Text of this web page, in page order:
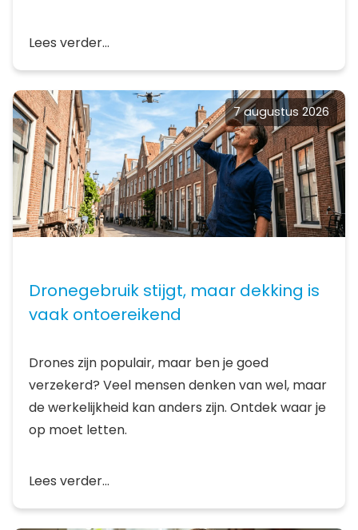
Lees verder...
7 augustus 2026
Dronegebruik stijgt, maar dekking is
vaak ontoereikend
Drones zijn populair, maar ben je goed
verzekerd? Veel mensen denken van wel, maar
de werkelijkheid kan anders zijn. Ontdek waar je
op moet letten.
Lees verder...